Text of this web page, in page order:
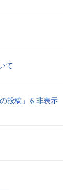
て
投稿」を非表示